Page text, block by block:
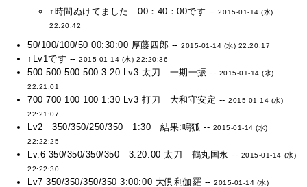
↑時間ぬけてました 00：40：00です --2015-01-14 (水)
22:20:42
50/100/100/50 00:30:00 厚藤四郎 --2015-01-14 (水) 22:20:17
↑Lv1です --2015-01-14 (水) 22:20:36
500 500 500 500 3:20 Lv3 太刀 一期一振 -- 2015-01-14 (水)
22:21:01
700 700 100 100 1:30 Lv3 打刀 大和守安定 --2015-01-14 (水)
22:21:07
Lv2 350/350/250/350 1:30 結果:鳴狐 -- 2015-01-14 (水)
22:22:25
Lv.6 350/350/350/350 3:20:00 太刀 鶴丸国永 -- 2015-01-14 (水)
22:22:30
Lv7 350/350/350/350 3:00:00 大倶利伽羅 --2015-01-14 (水)